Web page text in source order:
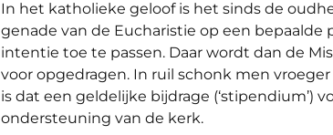
In het katholieke geloof is het sinds de
genade van de Eucharistie op een bepaalde
intentie toe te passen. Daar wordt dan de
voor opgedragen. In ruil schonk men
is dat een geldelijke bijdrage (‘stipendium’)
ondersteuning van de kerk.